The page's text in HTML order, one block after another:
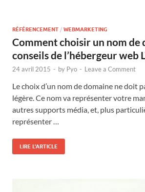
RÉFÉRENCEMENT / WEBMARKETING
Comment choisir un nom de
conseils de l’hébergeur web
24 avril 2015 - by Pyo - Leave a Comment
Le choix d’un nom de domaine ne doit
légère. Ce nom va représenter votre
autres supports média, et, plus
représenter …
LIRE L'ARTICLE